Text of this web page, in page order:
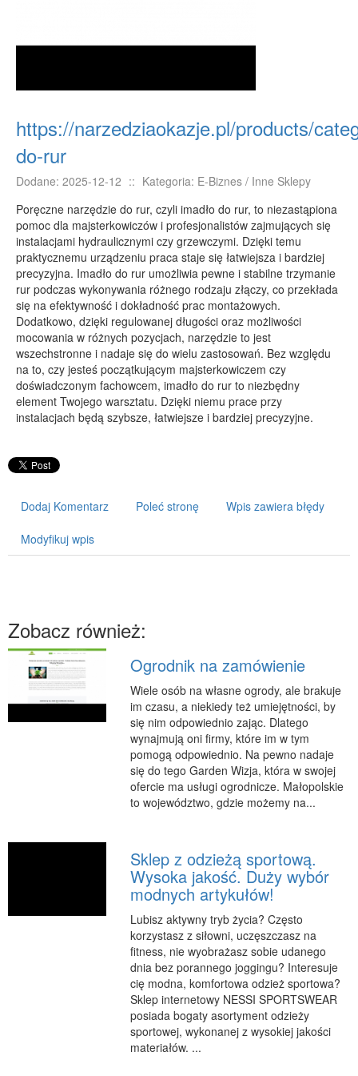
Meble
Wyposażenie Łazienki
Odzież
Sport
Elektronika, RTV, AGD
Art. Dla Zwierząt
Ogród, Rośliny
Chemia
Art. Spożywcze
Materiały Eksploatacyjne
Inne Sklepy
PRZYRZĄDY
Maszyny
Przemysł Metalowy
Transport
Części Samochodowe
Wynajem
POPULARYZACJA
Agencje Reklamowe
Materiały Reklamowe
Inne Agencje
Imprezy Integracyjne
Zajęcia Sportowe i Rekreacyjne
Restauracje, Catering
Fotografia
Adwokaci, Porady Prawne
Sprzątanie, Porządkowanie
https://narzedziaokazje.pl/products/
do-rur
Dodane: 2025-12-12 :: Kategoria: E-Biznes / Inne Sklepy
Poręczne narzędzie do rur, czyli imadło do rur, to niezastąpiona
pomoc dla majsterkowiczów i profesjonalistów zajmujących się
instalacjami hydraulicznymi czy grzewczymi. Dzięki temu
praktycznemu urządzeniu praca staje się łatwiejsza i bardziej
precyzyjna. Imadło do rur umożliwia pewne i stabilne trzymanie
rur podczas wykonywania różnego rodzaju złączy, co przekłada
się na efektywność i dokładność prac montażowych.
Dodatkowo, dzięki regulowanej długości oraz możliwości
mocowania w różnych pozycjach, narzędzie to jest
wszechstronne i nadaje się do wielu zastosowań. Bez względu
na to, czy jesteś początkującym majsterkowiczem czy
doświadczonym fachowcem, imadło do rur to niezbędny
element Twojego warsztatu. Dzięki niemu prace przy
instalacjach będą szybsze, łatwiejsze i bardziej precyzyjne.
Dodaj Komentarz Poleć stronę Wpis zawiera błędy
Modyfikuj wpis
Zobacz również:
Ogrodnik na zamówienie
Wiele osób na własne ogrody, ale brakuje
im czasu, a niekiedy też umiejętności, by
się nim odpowiednio zając. Dlatego
wynajmują oni firmy, które im w tym
pomogą odpowiednio. Na pewno nadaje
się do tego Garden Wizja, która w swojej
ofercie ma usługi ogrodnicze. Małopolskie
to województwo, gdzie możemy na...
Sklep z odzieżą sportową.
Wysoka jakość. Duży wybór
modnych artykułów!
Lubisz aktywny tryb życia? Często
korzystasz z siłowni, uczęszczasz na
fitness, nie wyobrażasz sobie udanego
dnia bez porannego joggingu? Interesuje
cię modna, komfortowa odzież sportowa?
Sklep internetowy NESSI SPORTSWEAR
posiada bogaty asortyment odzieży
sportowej, wykonanej z wysokiej jakości
materiałów. ...